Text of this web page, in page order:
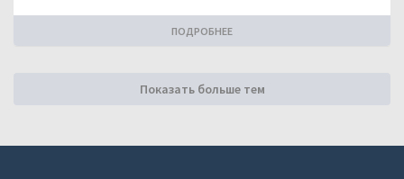
ПОДРОБНЕЕ
Показать больше тем